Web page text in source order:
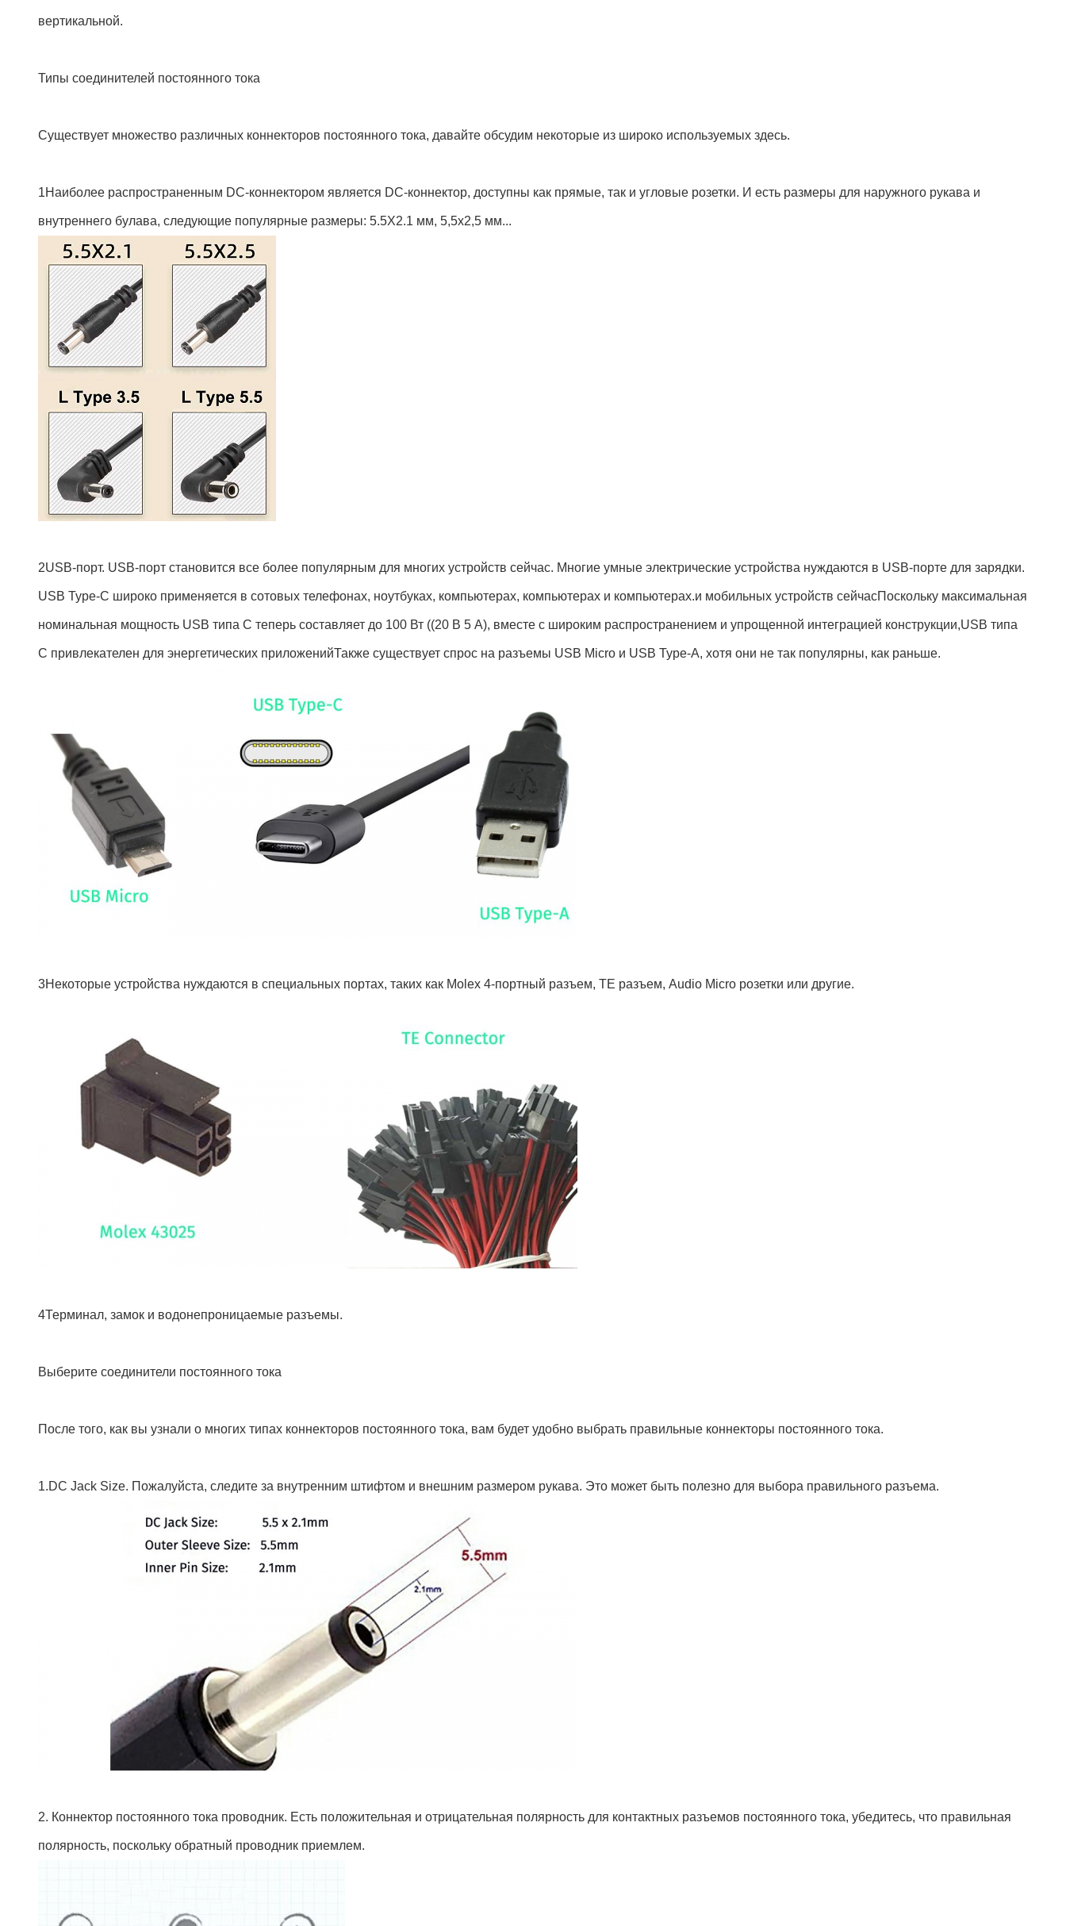
вертикальной.
Типы соединителей постоянного тока
Существует множество различных коннекторов постоянного тока, давайте обсудим некоторые из широко используемых здесь.
1Наиболее распространенным DC-коннектором является DC-коннектор, доступны как прямые, так и угловые розетки. И есть размеры для наружного рукава и
внутреннего булава, следующие популярные размеры: 5.5X2.1 мм, 5,5х2,5 мм...
2USB-порт. USB-порт становится все более популярным для многих устройств сейчас. Многие умные электрические устройства нуждаются в USB-порте для зарядки.
USB Type-C широко применяется в сотовых телефонах, ноутбуках, компьютерах, компьютерах и компьютерах.и мобильных устройств сейчасПоскольку максимальная
номинальная мощность USB типа C теперь составляет до 100 Вт ((20 В 5 А), вместе с широким распространением и упрощенной интеграцией конструкции,USB типа
C привлекателен для энергетических приложенийТакже существует спрос на разъемы USB Micro и USB Type-A, хотя они не так популярны, как раньше.
3Некоторые устройства нуждаются в специальных портах, таких как Molex 4-портный разъем, TE разъем, Audio Micro розетки или другие.
4Терминал, замок и водонепроницаемые разъемы.
Выберите соединители постоянного тока
После того, как вы узнали о многих типах коннекторов постоянного тока, вам будет удобно выбрать правильные коннекторы постоянного тока.
1.DC Jack Size. Пожалуйста, следите за внутренним штифтом и внешним размером рукава. Это может быть полезно для выбора правильного разъема.
2. Коннектор постоянного тока проводник. Есть положительная и отрицательная полярность для контактных разъемов постоянного тока, убедитесь, что правильная
полярность, поскольку обратный проводник приемлем.